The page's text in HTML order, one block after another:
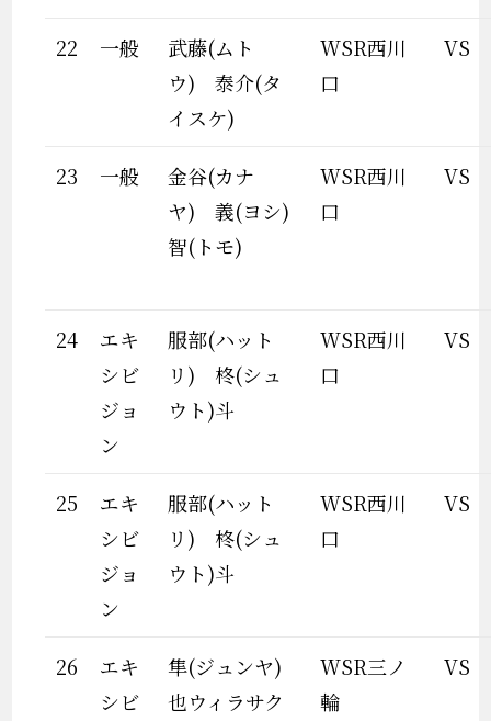
22 一般
武藤(ムト
ウ) 泰介(タ
イスケ)
WSR西川
口
VS
23 一般
金谷(カナ
ヤ) 義(ヨシ)
智(トモ)
WSR西川
口
VS
24
エキ
シビ
ジョ
ン
服部(ハット
リ) 柊(シュ
ウト)斗
WSR西川
口
VS
25
エキ
シビ
ジョ
ン
服部(ハット
リ) 柊(シュ
ウト)斗
WSR西川
口
VS
26
エキ
シビ
隼(ジュンヤ)
也ウィラサク
WSR三ノ
輪
VS